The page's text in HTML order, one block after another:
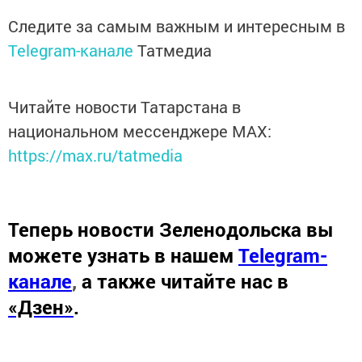
Следите за самым важным и интересным в
Telegram-канале Татмедиа
Читайте новости Татарстана в
национальном мессенджере MАХ:
https://max.ru/tatmedia
Теперь новости Зеленодольска вы
можете узнать в нашем Telegram-
канале, а также читайте нас в
«Дзен».